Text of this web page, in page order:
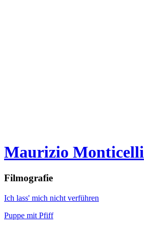
Maurizio Monticelli
Filmografie
Ich lass' mich nicht verführen
Puppe mit Pfiff